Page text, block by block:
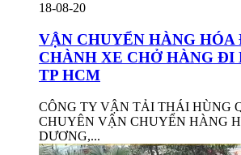
18-08-20
VẬN CHUYỂN HÀNG HÓA
CHÀNH XE CHỞ HÀNG ĐI
TP HCM
CÔNG TY VẬN TẢI THÁI HÙNG
CHUYÊN VẬN CHUYỂN HÀNG
DƯƠNG,...